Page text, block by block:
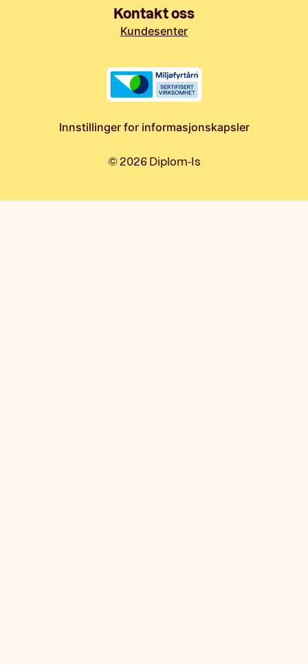
Kontakt oss
Kundesenter
Innstillinger for informasjonskapsler
©2026 Diplom-Is